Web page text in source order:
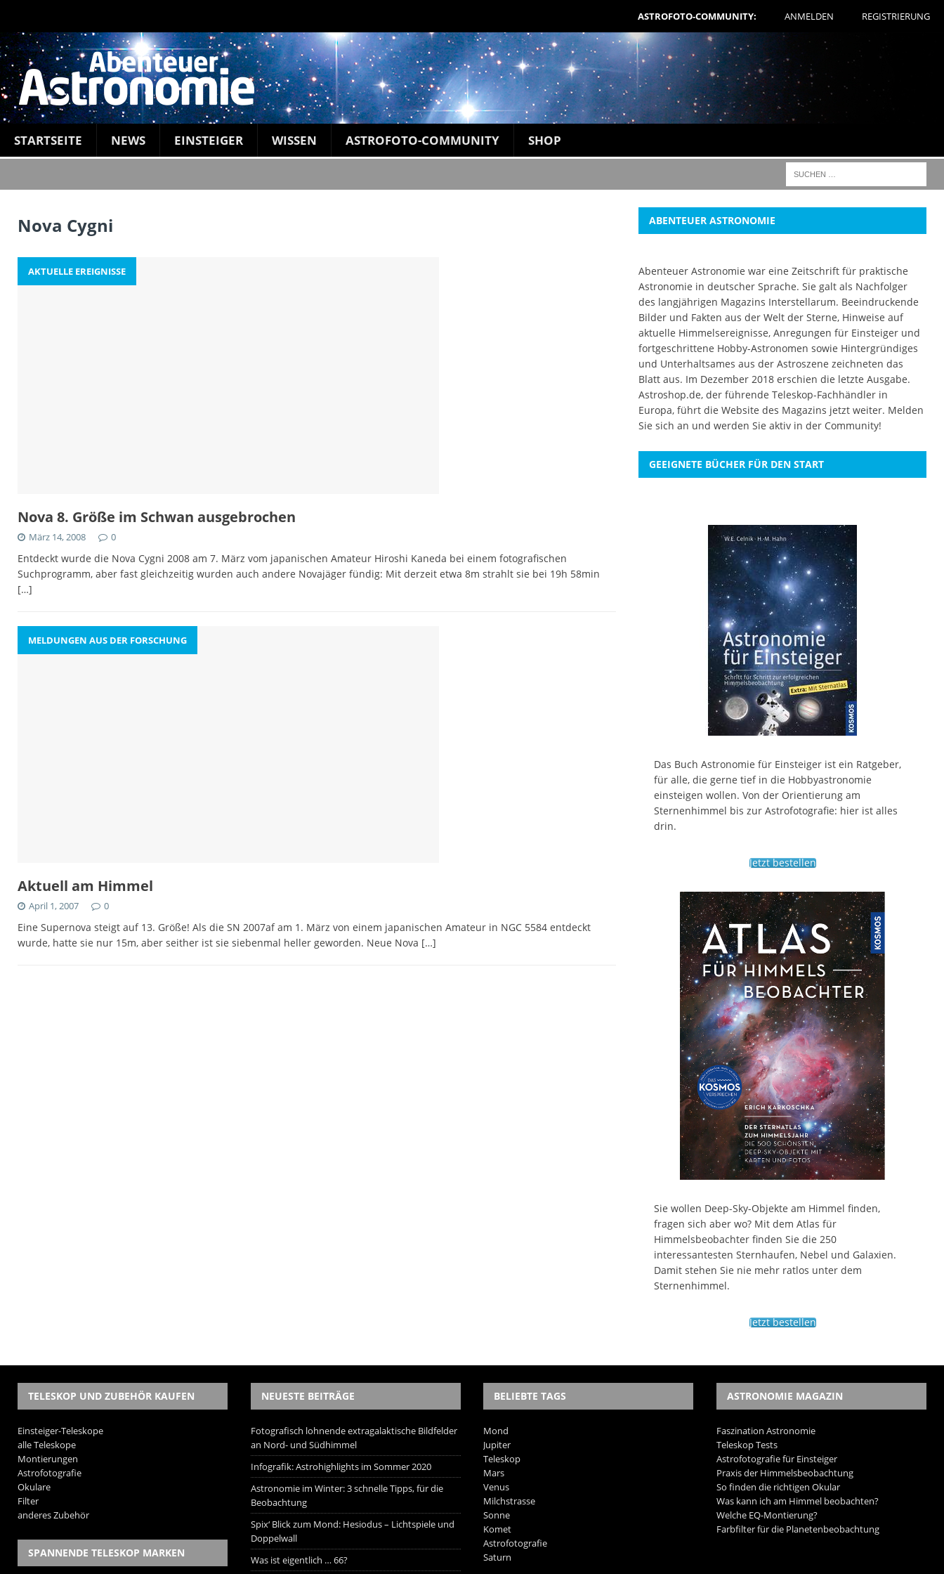
ASTROFOTO-COMMUNITY: ANMELDEN REGISTRIERUNG
STARTSEITE NEWS EINSTEIGER WISSEN ASTROFOTO-COMMUNITY SHOP
Nova Cygni
AKTUELLE EREIGNISSE
Nova 8. Größe im Schwan ausgebrochen
März 14, 2008 0
Entdeckt wurde die Nova Cygni 2008 am 7. März vom japanischen Amateur Hiroshi Kaneda bei einem fotografischen
Suchprogramm, aber fast gleichzeitig wurden auch andere Novajäger fündig: Mit derzeit etwa 8m strahlt sie bei 19h 58min
[…]
MELDUNGEN AUS DER FORSCHUNG
Aktuell am Himmel
April 1, 2007 0
Eine Supernova steigt auf 13. Größe! Als die SN 2007af am 1. März von einem japanischen Amateur in NGC 5584 entdeckt
wurde, hatte sie nur 15m, aber seither ist sie siebenmal heller geworden. Neue Nova […]
ABENTEUER ASTRONOMIE
Abenteuer Astronomie war eine Zeitschrift für praktische
Astronomie in deutscher Sprache. Sie galt als Nachfolger
des langjährigen Magazins Interstellarum. Beeindruckende
Bilder und Fakten aus der Welt der Sterne, Hinweise auf
aktuelle Himmelsereignisse, Anregungen für Einsteiger und
fortgeschrittene Hobby-Astronomen sowie Hintergründiges
und Unterhaltsames aus der Astroszene zeichneten das
Blatt aus. Im Dezember 2018 erschien die letzte Ausgabe.
Astroshop.de, der führende Teleskop-Fachhändler in
Europa, führt die Website des Magazins jetzt weiter. Melden
Sie sich an und werden Sie aktiv in der Community!
GEEIGNETE BÜCHER FÜR DEN START
Das Buch Astronomie für Einsteiger ist ein Ratgeber,
für alle, die gerne tief in die Hobbyastronomie
einsteigen wollen. Von der Orientierung am
Sternenhimmel bis zur Astrofotografie: hier ist alles
drin.
Jetzt bestellen
Sie wollen Deep-Sky-Objekte am Himmel finden,
fragen sich aber wo? Mit dem Atlas für
Himmelsbeobachter finden Sie die 250
interessantesten Sternhaufen, Nebel und Galaxien.
Damit stehen Sie nie mehr ratlos unter dem
Sternenhimmel.
Jetzt bestellen
TELESKOP UND ZUBEHÖR KAUFEN
Einsteiger-Teleskope
alle Teleskope
Montierungen
Astrofotografie
Okulare
Filter
anderes Zubehör
SPANNENDE TELESKOP MARKEN
NEUESTE BEITRÄGE
Fotografisch lohnende extragalaktische Bildfelder
an Nord- und Südhimmel
Infografik: Astrohighlights im Sommer 2020
Astronomie im Winter: 3 schnelle Tipps, für die
Beobachtung
Spix‘ Blick zum Mond: Hesiodus – Lichtspiele und
Doppelwall
Was ist eigentlich … 66?
BELIEBTE TAGS
Mond
Jupiter
Teleskop
Mars
Venus
Milchstrasse
Sonne
Komet
Astrofotografie
Saturn
ASTRONOMIE MAGAZIN
Faszination Astronomie
Teleskop Tests
Astrofotografie für Einsteiger
Praxis der Himmelsbeobachtung
So finden die richtigen Okular
Was kann ich am Himmel beobachten?
Welche EQ-Montierung?
Farbfilter für die Planetenbeobachtung